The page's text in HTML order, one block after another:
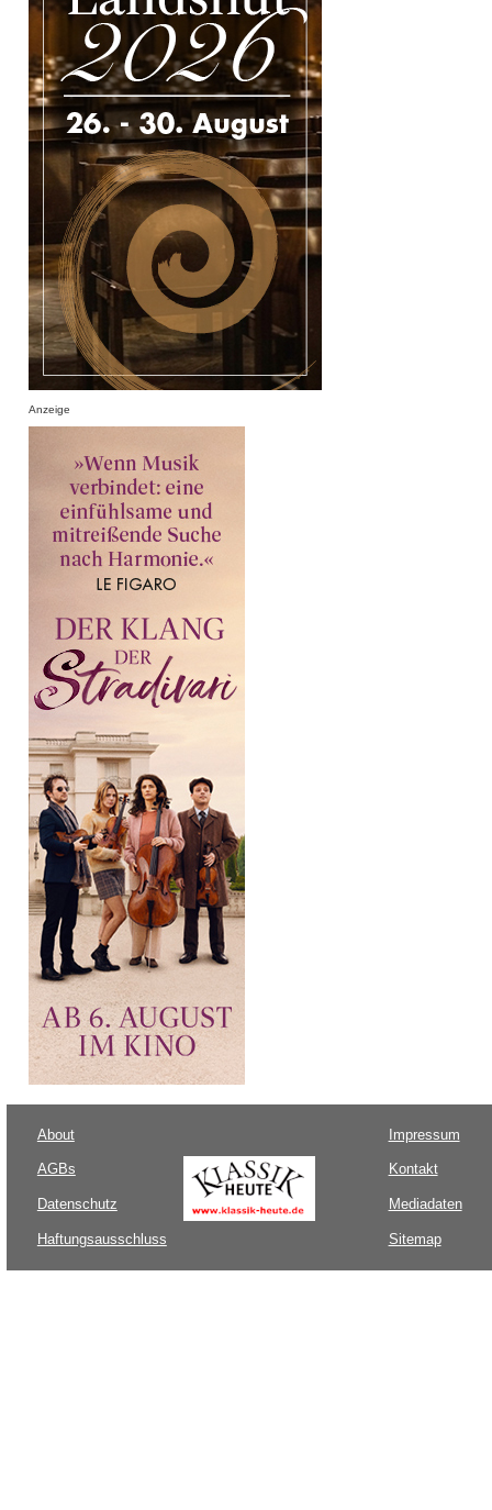
Anzeige
About
AGBs
Datenschutz
Haftungsausschluss
Impressum
Kontakt
Mediadaten
Sitemap